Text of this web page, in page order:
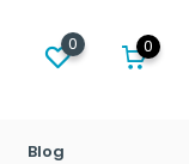
0 0
Blog